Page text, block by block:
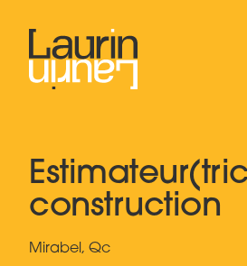
construction
Mirabel, Qc